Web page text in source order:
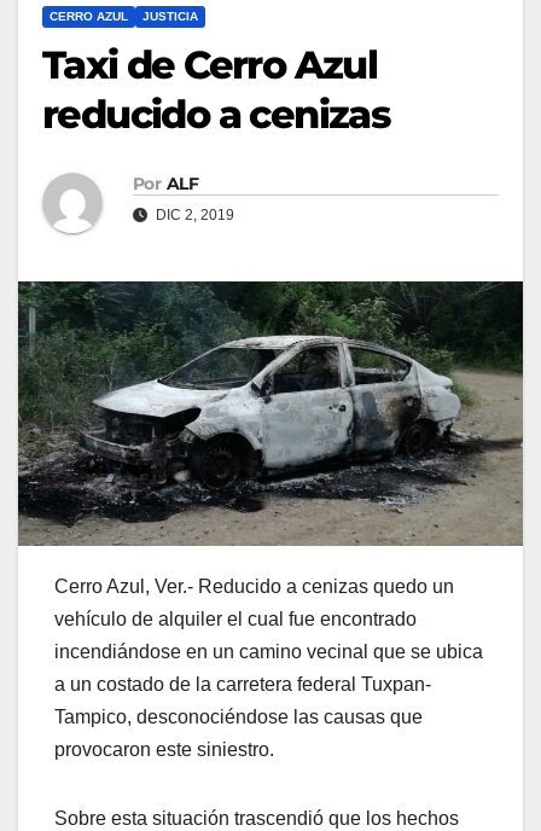
CERRO AZUL JUSTICIA
Taxi de Cerro Azul
reducido a cenizas
Por ALF
DIC 2, 2019
Cerro Azul, Ver.- Reducido a cenizas quedo un
vehículo de alquiler el cual fue encontrado
incendiándose en un camino vecinal que se ubica
a un costado de la carretera federal Tuxpan-
Tampico, desconociéndose las causas que
provocaron este siniestro.
Sobre esta situación trascendió que los hechos